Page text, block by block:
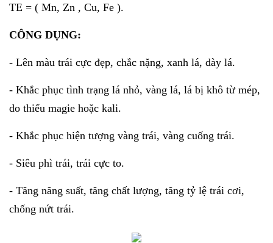
TE = ( Mn, Zn , Cu, Fe ).
CÔNG DỤNG:
- Lên màu trái cực đẹp, chắc nặng, xanh lá, dày lá.
- Khắc phục tình trạng lá nhỏ, vàng lá, lá bị khô từ mép,
do thiếu magie hoặc kali.
- Khắc phục hiện tượng vàng trái, vàng cuống trái.
- Siêu phì trái, trái cực to.
- Tăng năng suất, tăng chất lượng, tăng tỷ lệ trái cơi,
chống nứt trái.